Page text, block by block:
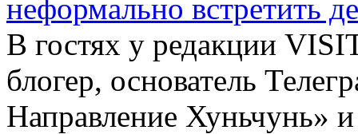
неформально встретить
В гостях у редакции
блогер, основатель
Направление Хуньчунь»